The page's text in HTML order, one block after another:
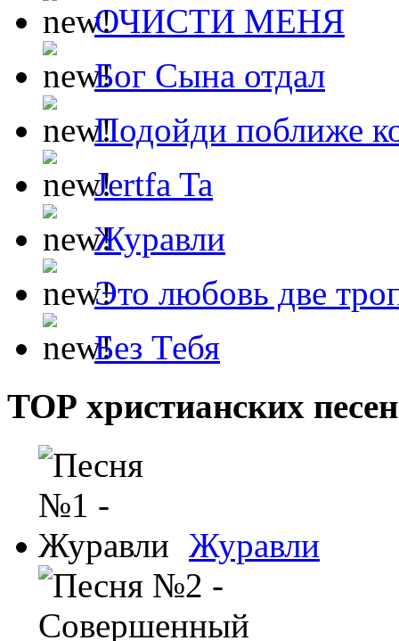
ОЧИСТИ МЕНЯ
Бог Сына отдал
Подойди поближе
Jertfa Ta
Журавли
Это любовь две
Без Тебя
ТОР христианских песен
Журавли